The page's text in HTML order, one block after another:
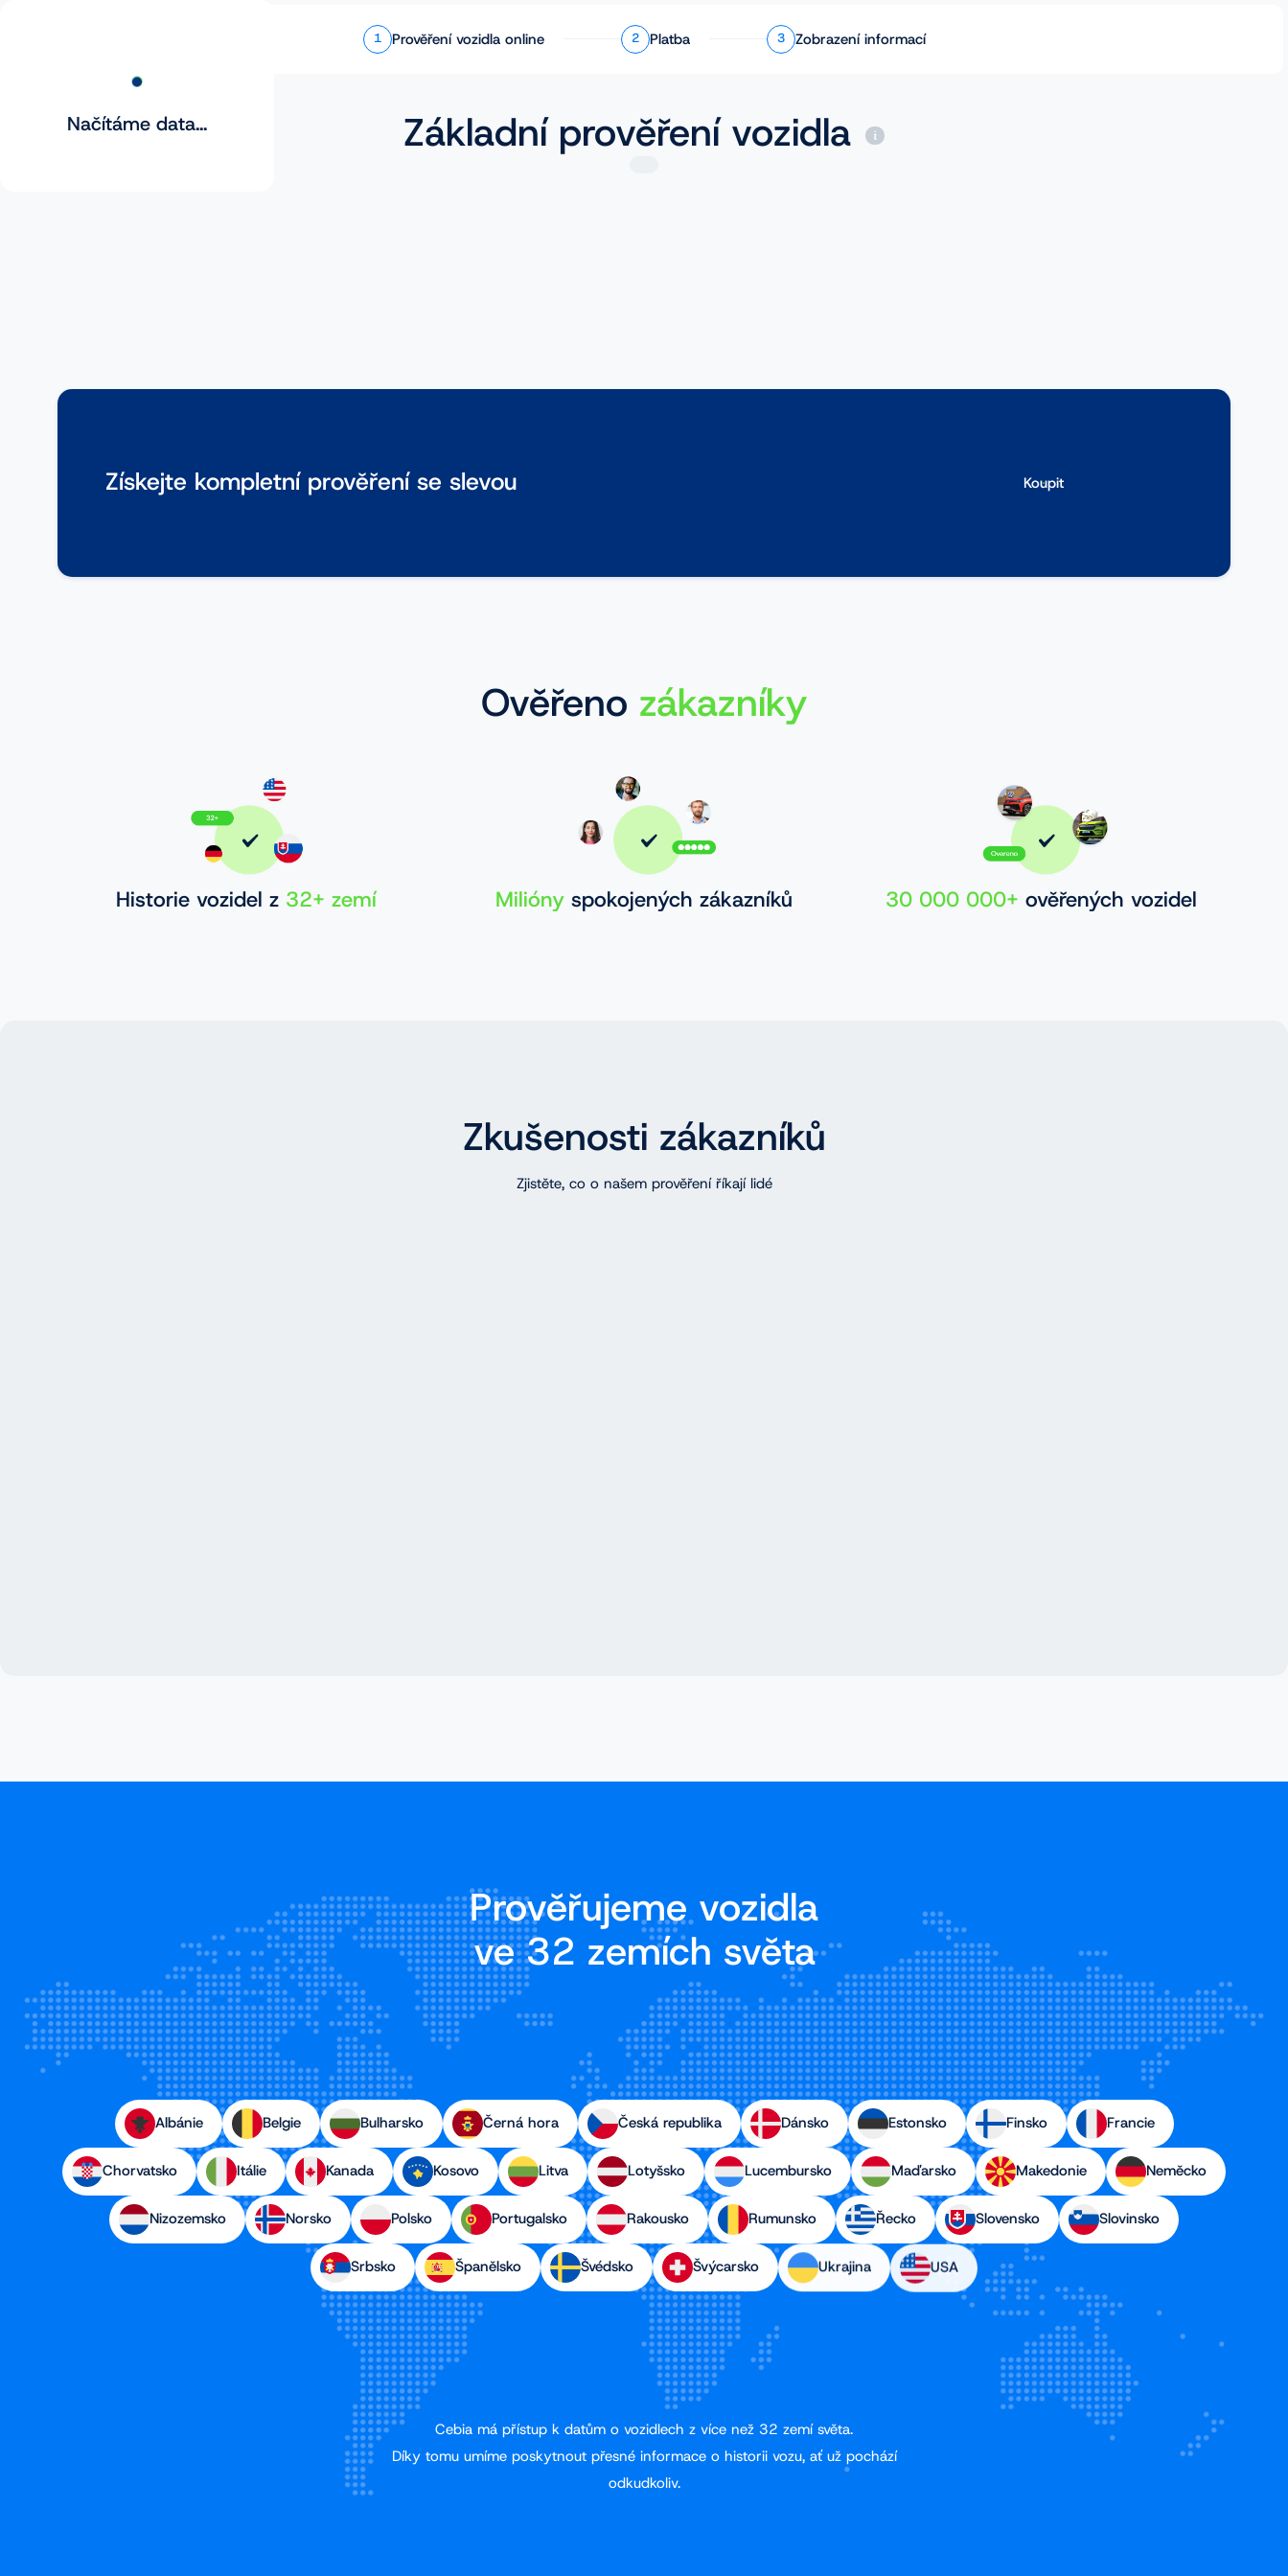
Načítáme data...
1 Prověření vozidla online 2 Platba 3 Zobrazení informací
Základní prověření vozidla
Získejte kompletní prověření se slevou Koupit
Ověřeno zákazníky
Historie vozidel z 32+ zemí Miliónyspokojených zákazníků 30 000 000+ ověřených vozidel
Zkušenosti zákazníků
Zjistěte, co o našem prověření říkají lidé
Prověřujeme vozidla
ve 32 zemích světa
Albánie Belgie Bulharsko Černá hora Česká republika Dánsko Estonsko Finsko Francie
Chorvatsko Itálie Kanada Kosovo Litva Lotyšsko Lucembursko Maďarsko Makedonie Neměcko
Nizozemsko Norsko Polsko Portugalsko Rakousko Rumunsko Řecko Slovensko Slovinsko
Srbsko Španělsko Švédsko Švýcarsko Ukrajina USA
Cebia má přístup k datům o vozidlech z více než 32 zemí světa.
Díky tomu umíme poskytnout přesné informace o historii vozu, ať už pochází
odkudkoliv.